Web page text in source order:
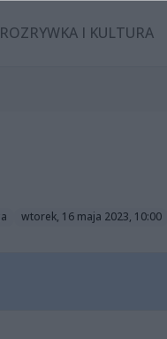
ROZRYWKA I KULTURA
wtorek, 16 maja 2023, 10:00